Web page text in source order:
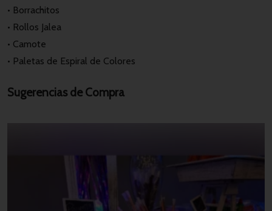
• Borrachitos
• Rollos Jalea
• Camote
• Paletas de Espiral de Colores
Sugerencias de Compra